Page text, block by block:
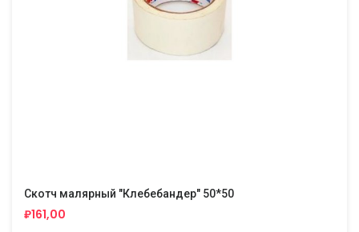
Скотч малярный "Клебебандер" 50*50
₽161,00